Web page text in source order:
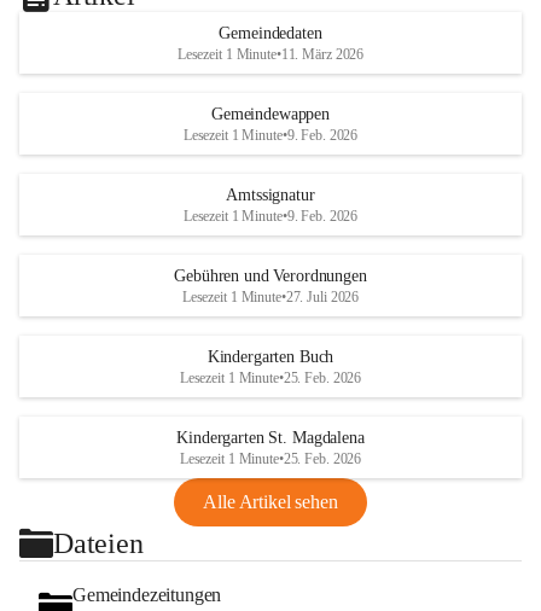
Gemeindedaten
Lesezeit 1 Minute•11. März 2026
Gemeindewappen
Lesezeit 1 Minute•9. Feb. 2026
Amtssignatur
Lesezeit 1 Minute•9. Feb. 2026
Gebühren und Verordnungen
Lesezeit 1 Minute•27. Juli 2026
Kindergarten Buch
Lesezeit 1 Minute•25. Feb. 2026
Kindergarten St. Magdalena
Lesezeit 1 Minute•25. Feb. 2026
Alle Artikel sehen
Dateien
Gemeindezeitungen